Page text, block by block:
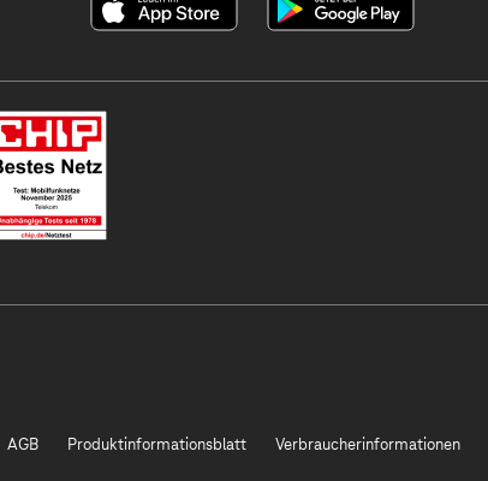
AGB Produktinformationsblatt Verbraucherinformationen